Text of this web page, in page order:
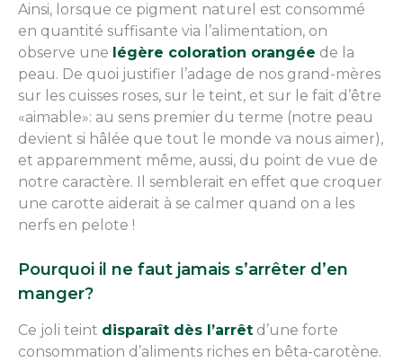
Ainsi, lorsque ce pigment naturel est consommé
en quantité suffisante via l’alimentation, on
observe une légère coloration orangée de la
peau. De quoi justifier l’adage de nos grand-mères
sur les cuisses roses, sur le teint, et sur le fait d’être
«aimable»: au sens premier du terme (notre peau
devient si hâlée que tout le monde va nous aimer),
et apparemment même, aussi, du point de vue de
notre caractère. Il semblerait en effet que croquer
une carotte aiderait à se calmer quand on a les
nerfs en pelote !
Pourquoi il ne faut jamais s’arrêter d’en
manger?
Ce joli teint disparaît dès l’arrêt d’une forte
consommation d’aliments riches en bêta-carotène.